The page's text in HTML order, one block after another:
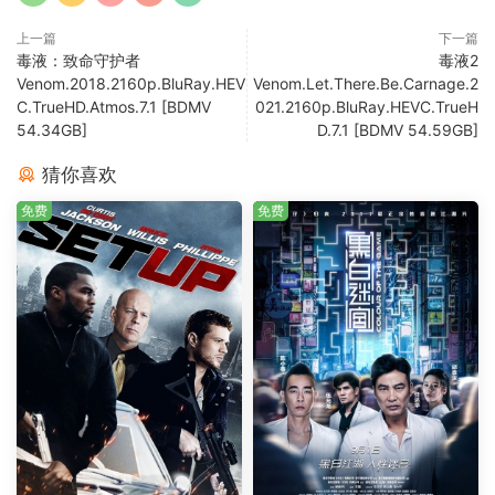
上一篇
毒液：致命守护者
Venom.2018.2160p.BluRay.HEV
C.TrueHD.Atmos.7.1 [BDMV
54.34GB]
下一篇
毒液2
Venom.Let.There.Be.Carnage.2
021.2160p.BluRay.HEVC.TrueH
D.7.1 [BDMV 54.59GB]
猜你喜欢
免费 免费